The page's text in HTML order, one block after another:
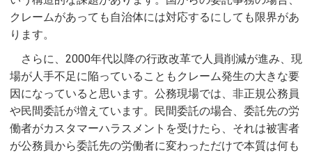
クレームがあっても自治体には対応するにしても限界があ
ります。
さらに、2000年代以降の行政改革で人員削減が進み、現
場が人手不足に陥っていることもクレーム発生の大きな要
因になっていると思います。公務現場では、非正規公務員
や民間委託が増えています。民間委託の場合、委託先の労
働者がカスタマーハラスメントを受けたら、それは被害者
が公務員から委託先の労働者に変わっただけで本質は何も